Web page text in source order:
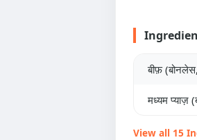
बीफ़
मध्यम प्याज़
View all 15